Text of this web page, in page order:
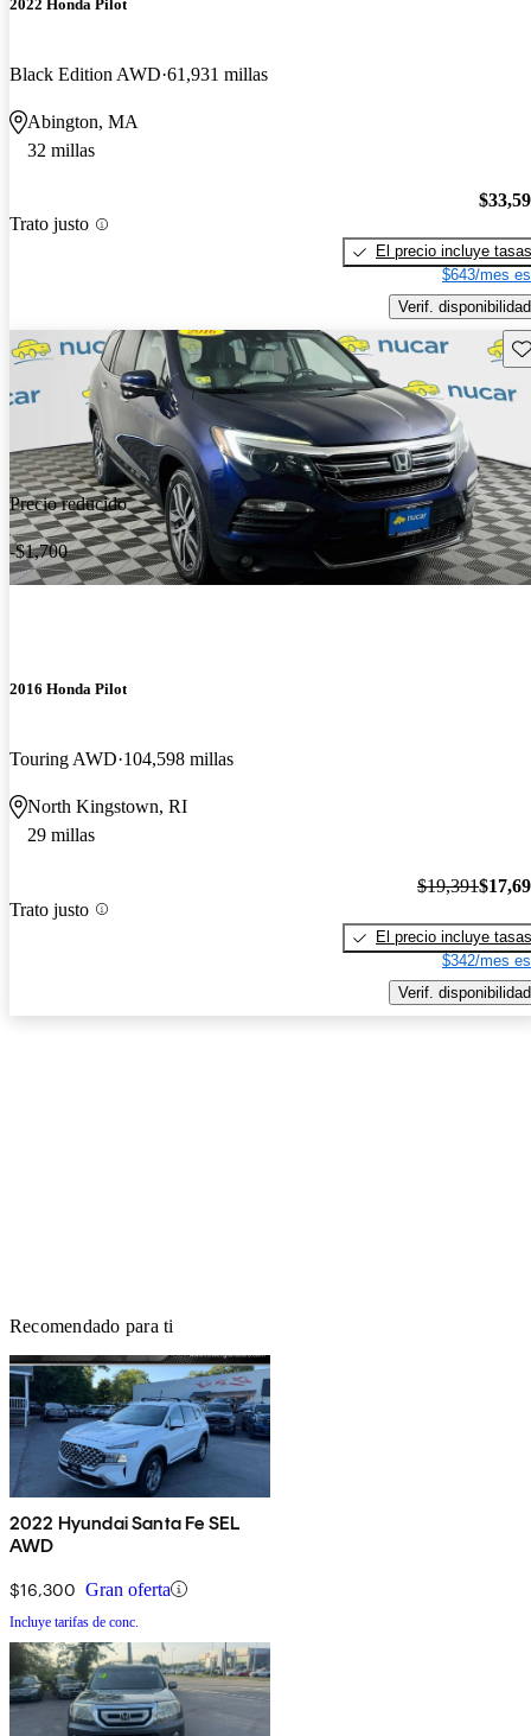
2022 Honda Pilot
Black Edition AWD 61,931 millas
Abington, MA
32 millas
Trato justo
El precio incluye tasas
$643/mes
Verif. disponibilidad
Precio reducido
-$1,700
2016 Honda Pilot
Touring AWD 104,598 millas
North Kingstown, RI
29 millas
Trato justo
$19,391
El precio incluye tasas
$342/mes
Verif. disponibilidad
Recomendado para ti
2022 Hyundai Santa Fe SEL
AWD
$16,300 Gran oferta
Incluye tarifas de conc.